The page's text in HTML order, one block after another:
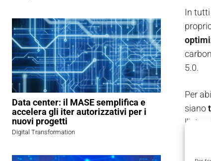
Data center: il MASE semplifica e
accelera gli iter autorizzativi per i
nuovi progetti
Digital Transformation
In tutti
5.0.
Per
siano